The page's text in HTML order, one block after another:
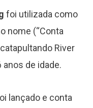
foi utilizada como
nome (“Conta
River
de idade.
lançado e conta